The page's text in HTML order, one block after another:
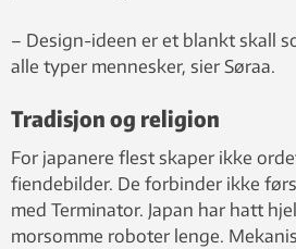
– Design-ideen er et blankt skall
alle typer mennesker, sier Søraa.
Tradisjon og religion
For japanere flest skaper ikke
fiendebilder. De forbinder ikke
med Terminator. Japan har hatt
morsomme roboter lenge.